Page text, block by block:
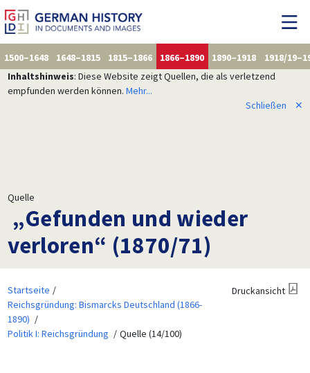
1500–1648 1648–1815 1815–1866 1866–1890 1890–1918
1918/
Inhaltshinweis: Diese Website zeigt Quellen, die als verletzend
empfunden werden können. Mehr...
Schließen
✕
Quelle
„Gefunden und wieder
verloren“ (1870/71)
Startseite
Reichsgründung: Bismarcks Deutschland (1866-
1890)
Politik I: Reichsgründung
Quelle (14/100)
Druckansicht